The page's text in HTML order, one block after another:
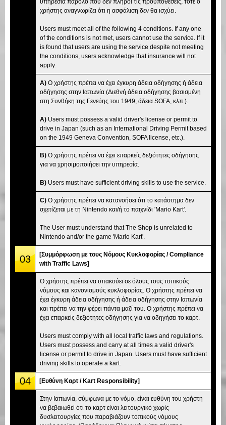
χρήστης αναγνωρίζει ότι η ασφάλιση δεν θα ισχύει.
Users must meet all of the following 4 conditions. If any one
of the conditions is not met, users cannot use the service. If it
is found that users are using the service despite not meeting
the conditions, users acknowledge that insurance will not
apply.
A) Ο χρήστης πρέπει να έχει έγκυρη άδεια οδήγησης ή άδεια
οδήγησης στην Ιαπωνία (Διεθνή άδεια οδήγησης βασισμένη
στη Συνθήκη της Γενεύης του 1949, άδεια SOFA, κλπ.).
A) Users must possess a valid driver's license or permit to
drive in Japan (such as an International Driving Permit based
on the 1949 Geneva Convention, SOFA license, etc.).
B) Ο χρήστης πρέπει να έχει επαρκείς δεξιότητες οδήγησης
για να χρησιμοποιήσει την υπηρεσία.
B) Users must have sufficient driving skills to use the service.
C) Ο χρήστης πρέπει να κατανοήσει ότι το κατάστημα δεν
σχετίζεται με τη Nintendo και/ή το παιχνίδι 'Mario Kart'.
The User must understand that The Shop is unrelated to
Nintendo and/or the game 'Mario Kart'.
03
[Συμμόρφωση με τους Νόμους Κυκλοφορίας / Compliance
with Traffic Laws]
Ο χρήστης πρέπει να υπακούει σε όλους τους τοπικούς
νόμους και κανονισμούς κυκλοφορίας. Ο χρήστης πρέπει να
έχει έγκυρη άδεια οδήγησης ή άδεια οδήγησης στην Ιαπωνία
και πρέπει να την φέρει πάντα μαζί του. Ο χρήστης πρέπει να
έχει επαρκείς δεξιότητες οδήγησης για να οδηγήσει το καρτ.
Users must comply with all local traffic laws and regulations.
Users must possess and carry at all times a valid driver's
license or permit to drive in Japan. Users must have sufficient
driving skills to operate a kart.
04 [Ευθύνη Καρτ / Kart Responsibility]
Στην Ιαπωνία, σύμφωνα με το νόμο, είναι ευθύνη του χρήστη
να βεβαιωθεί ότι το καρτ είναι λειτουργικό χωρίς
δυσλειτουργίες που παραβιάζουν τοπικούς νόμους